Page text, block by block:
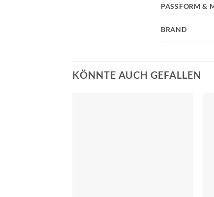
BRAND
PASSFORM &
KÖNNTE AUCH GEFALLEN